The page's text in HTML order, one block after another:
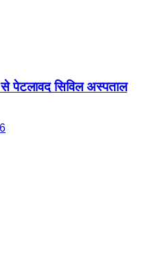
पेटलावद सिविल अस्पताल